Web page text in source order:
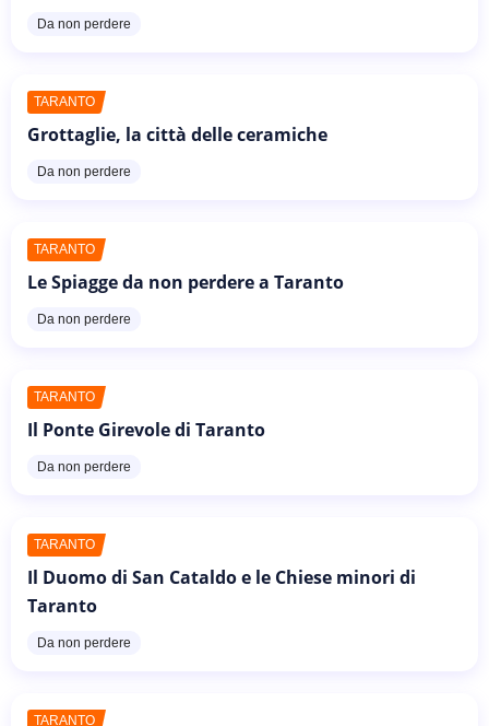
Da non perdere
TARANTO
Grottaglie, la città delle ceramiche
Da non perdere
TARANTO
Le Spiagge da non perdere a Taranto
Da non perdere
TARANTO
Il Ponte Girevole di Taranto
Da non perdere
TARANTO
Il Duomo di San Cataldo e le Chiese minori di
Taranto
Da non perdere
TARANTO